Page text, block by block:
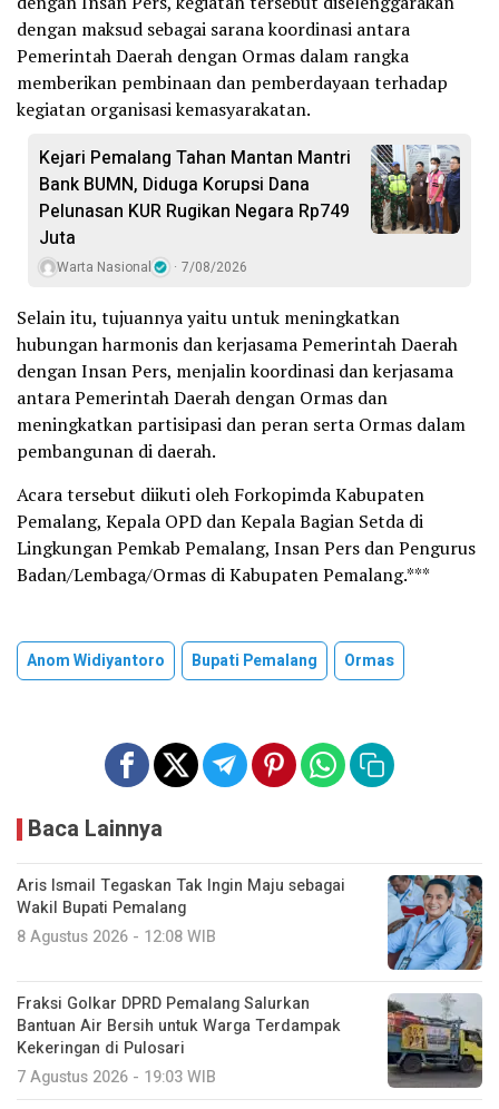
dengan maksud sebagai sarana koordinasi antara
Pemerintah Daerah dengan Ormas dalam rangka
memberikan pembinaan dan pemberdayaan terhadap
kegiatan organisasi kemasyarakatan.
Kejari Pemalang Tahan Mantan Mantri
Bank BUMN, Diduga Korupsi Dana
Pelunasan KUR Rugikan Negara Rp749
Juta
Warta Nasional 7/08/2026
Selain itu, tujuannya yaitu untuk meningkatkan
hubungan harmonis dan kerjasama Pemerintah Daerah
dengan Insan Pers, menjalin koordinasi dan kerjasama
antara Pemerintah Daerah dengan Ormas dan
meningkatkan partisipasi dan peran serta Ormas dalam
pembangunan di daerah.
Acara tersebut diikuti oleh Forkopimda Kabupaten
Pemalang, Kepala OPD dan Kepala Bagian Setda di
Lingkungan Pemkab Pemalang, Insan Pers dan Pengurus
Badan/Lembaga/Ormas di Kabupaten Pemalang.***
Anom Widiyantoro Bupati Pemalang Ormas
Baca Lainnya
Aris Ismail Tegaskan Tak Ingin Maju sebagai
Wakil Bupati Pemalang
8 Agustus 2026 - 12:08 WIB
Fraksi Golkar DPRD Pemalang Salurkan
Bantuan Air Bersih untuk Warga Terdampak
Kekeringan di Pulosari
7 Agustus 2026 - 19:03 WIB